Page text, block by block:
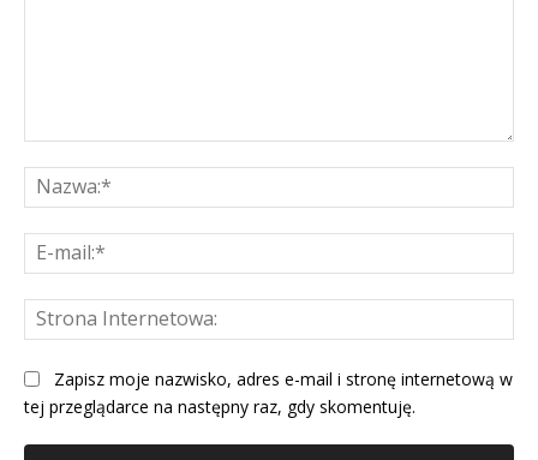
Zapisz moje nazwisko, adres e-mail i stronę internetową w
tej przeglądarce na następny raz, gdy skomentuję.